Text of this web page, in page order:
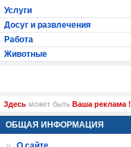
Услуги
Досуг и развлечения
Работа
Животные
Здесь может быть Ваша реклама !
ОБЩАЯ ИНФОРМАЦИЯ